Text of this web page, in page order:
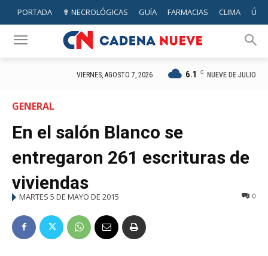
PORTADA ✟ NECROLÓGICAS GUÍA FARMACIAS CLIMA
VIERNES, AGOSTO 7, 2026 6.1 C NUEVE DE JULIO
GENERAL
En el salón Blanco se
entregaron 261 escrituras de
viviendas
MARTES 5 DE MAYO DE 2015 0